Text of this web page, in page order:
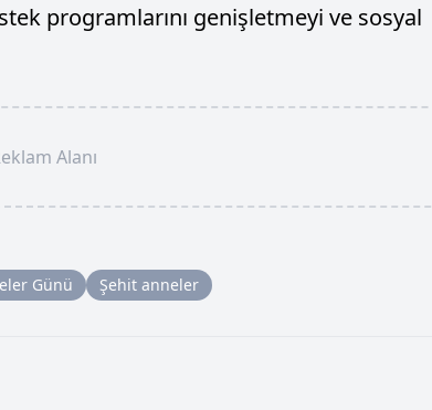
programlarını genişletmeyi ve sosyal
Alanı
Günü Şehit anneler